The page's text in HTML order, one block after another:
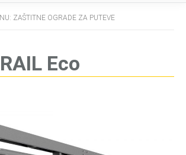
ZAŠTITNE OGRADE ZA PUTEVE
Eco